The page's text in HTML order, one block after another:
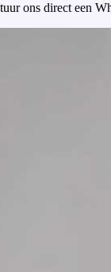
ons direct een